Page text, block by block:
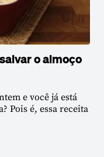
o almoço
e você já está
Pois é, essa receita